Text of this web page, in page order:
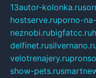
13autor-kolonka.ru
hostserve.ruporno-
neznobi.rubigfatcc.ru
delfinet.ru
velotrenajery.ru
show-pets.ru